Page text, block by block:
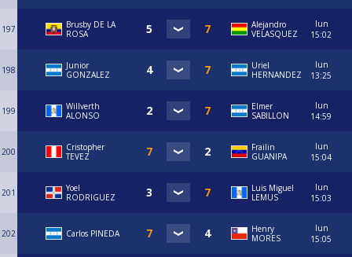
197
Brusby DE LA
ROSA
Alejandro
VELASQUEZ
lun
15:02
198
Junior
GONZALEZ
Uriel
HERNANDEZ
lun
13:25
199
Willverth
ALONSO
Elmer
SABILLON
lun
14:59
200
Cristopher
TEVEZ
Frailin
GUANIPA
lun
15:04
201
Yoel
RODRIGUEZ
Luis Miguel
LEMUS
lun
15:03
202 Carlos PINEDA
Henry
MORES
lun
15:05